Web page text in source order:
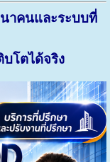
าคนและระบบที่
บโตได้จริง